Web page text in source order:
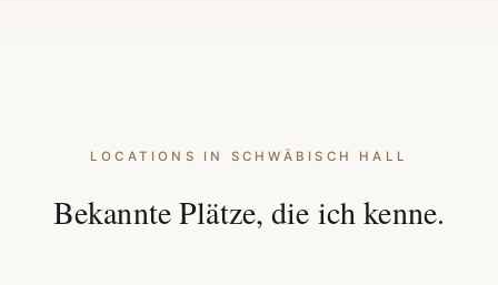
LOCATIONS IN SCHWÄBISCH HALL
Bekannte Plätze, die ich kenne.